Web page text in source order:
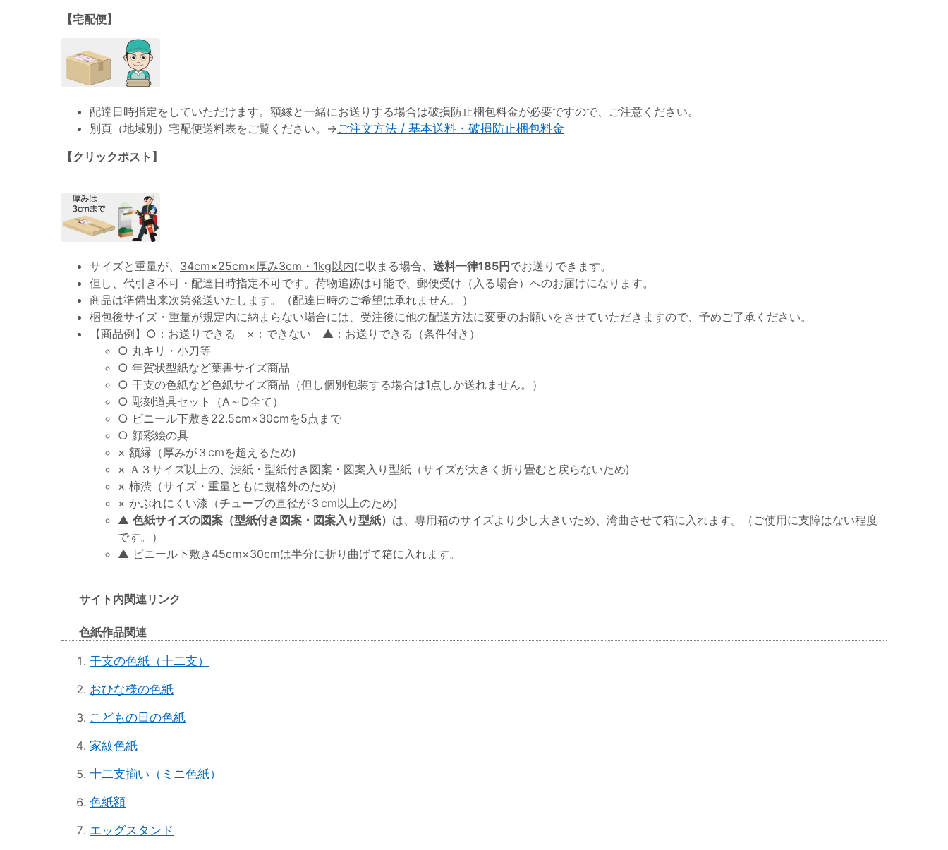
【宅配便】
配達日時指定をしていただけます。額縁と一緒にお送りする場合は破損防止梱包料金が必要ですので、ご注意ください。
別頁（地域別）宅配便送料表をご覧ください。→ご注文方法 / 基本送料・破損防止梱包料金
【クリックポスト】
サイズと重量が、 34cm×25cm×厚み3cm・1kg以内に収まる場合、 送料一律185円 でお送りできます。
但し、代引き不可・配達日時指定不可です。荷物追跡は可能で、郵便受け（入る場合）へのお届けになります。
商品は準備出来次第発送いたします。（配達日時のご希望は承れません。）
梱包後サイズ・重量が規定内に納まらない場合には、受注後に他の配送方法に変更のお願いをさせていただきますので、予めご了承ください。
【商品例】○：お送りできる ×：できない ▲：お送りできる（条件付き）
○ 丸キリ・小刀等
○ 年賀状型紙など葉書サイズ商品
○ 干支の色紙など色紙サイズ商品（但し個別包装する場合は1点しか送れません。）
○ 彫刻道具セット（A～D全て）
○ ビニール下敷き22.5cm×30cmを5点まで
○ 顔彩絵の具
× 額縁（厚みが３cmを超えるため)
× Ａ３サイズ以上の、渋紙・型紙付き図案・図案入り型紙（サイズが大きく折り畳むと戻らないため)
× 柿渋（サイズ・重量ともに規格外のため)
× かぶれにくい漆（チューブの直径が３cm以上のため)
▲ 色紙サイズの図案（型紙付き図案・図案入り型紙） は、専用箱のサイズより少し大きいため、湾曲させて箱に入れます。（ご使用に支障はない程度
です。）
▲ ビニール下敷き45cm×30cmは半分に折り曲げて箱に入れます。
サイト内関連リンク
色紙作品関連
干支の色紙（十二支）
おひな様の色紙
こどもの日の色紙
家紋色紙
十二支揃い（ミニ色紙）
色紙額
エッグスタンド